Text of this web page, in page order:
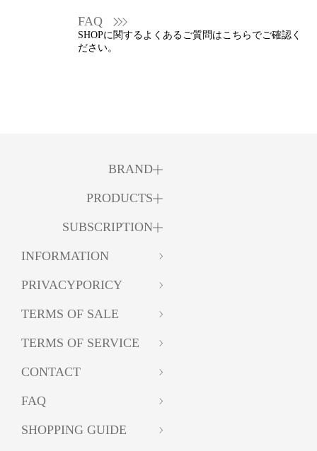
FAQ
SHOPに関するよくあるご質問はこちらでご確認く
ださい。
BRAND
PRODUCTS
SUBSCRIPTION
INFORMATION
PRIVACYPORICY
TERMS OF SALE
TERMS OF SERVICE
CONTACT
FAQ
SHOPPING GUIDE